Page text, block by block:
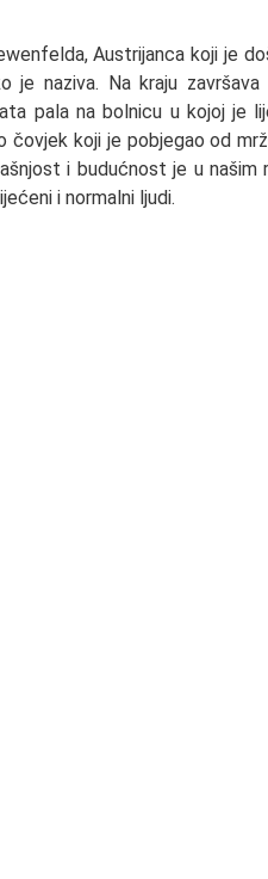
Austrijanca koji je
je naziva. Na kraju
pala na bolnicu u kojoj je
čovjek koji je pobjegao od
i budućnost je u našim
i normalni ljudi.